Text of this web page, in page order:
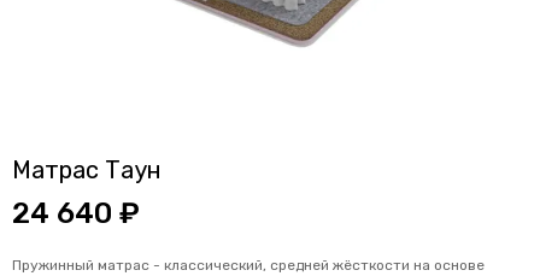
Матрас Таун
24 640 ₽
Пружинный матрас - классический, средней жёсткости на основе